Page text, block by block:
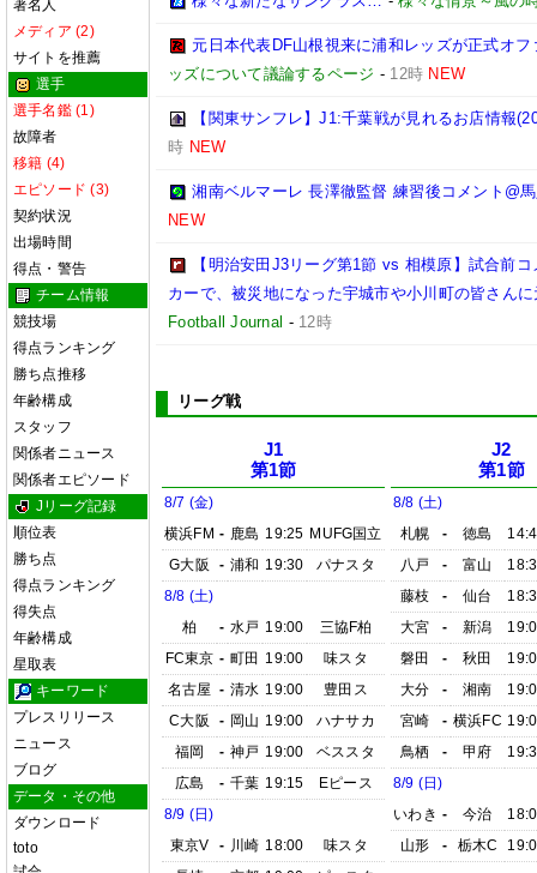
著名人
メディア (2)
サイトを推薦
選手
選手名鑑 (1)
故障者
移籍 (4)
エピソード (3)
契約状況
出場時間
得点・警告
チーム情報
競技場
得点ランキング
勝ち点推移
年齢構成
スタッフ
関係者ニュース
関係者エピソード
Jリーグ記録
順位表
勝ち点
得点ランキング
得失点
年齢構成
星取表
キーワード
プレスリリース
ニュース
ブログ
データ・その他
ダウンロード
toto
元日本代表DF山根視来に浦和レッズが正式オ
ッズについて議論するページ - 12時 NEW
【関東サンフレ】J1:千葉戦が見れるお店情報
時 NEW
湘南ベルマーレ 長澤徹監督 練習後コメント@
NEW
【明治安田J3リーグ第1節 vs 相模原】試合前
カーで、被災地になった宇城市や小川町の皆さん
Football Journal - 12時
リーグ戦
J1
第1節
8/7 (金)
横浜FM - 鹿島 19:25 MUFG国立
G大阪
- 浦和 19:30
パナスタ
8/8 (土)
柏
- 水戸 19:00
三協F柏
FC東京 - 町田 19:00
味スタ
名古屋 - 清水 19:00
豊田ス
C大阪
- 岡山 19:00
ハナサカ
福岡
- 神戸 19:00
ベススタ
広島
- 千葉 19:15
Eピース
8/9 (日)
東京V
- 川崎 18:00
味スタ
J2
第1節
8/8 (土)
札幌
- 徳島
八戸
- 富山
藤枝
- 仙台
大宮
- 新潟
磐田
- 秋田
大分
- 湘南
宮崎
- 横浜FC
鳥栖
- 甲府
8/9 (日)
いわき - 今治
山形
- 栃木C